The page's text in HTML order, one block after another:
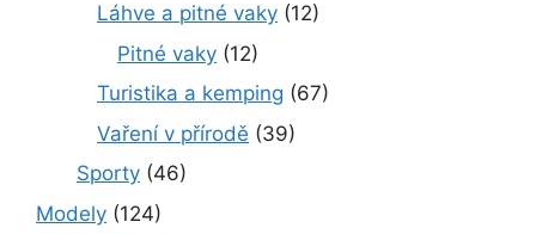
Láhve a pitné vaky (12)
Pitné vaky (12)
Turistika a kemping (67)
Vaření v přírodě (39)
Sporty (46)
Modely (124)